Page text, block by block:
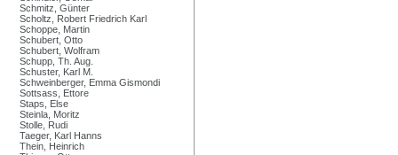
Schmitz, Günter
Scholtz, Robert Friedrich Karl
Schoppe, Martin
Schubert, Otto
Schubert, Wolfram
Schupp, Th. Aug.
Schuster, Karl M.
Schweinberger, Emma Gismondi
Sottsass, Ettore
Staps, Else
Steinla, Moritz
Stolle, Rudi
Taeger, Karl Hanns
Thein, Heinrich